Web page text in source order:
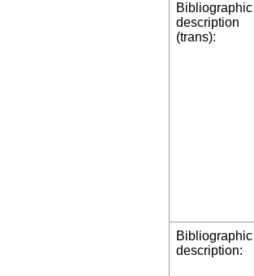
Bibliographic
description
(trans):
Bibliographic
description: